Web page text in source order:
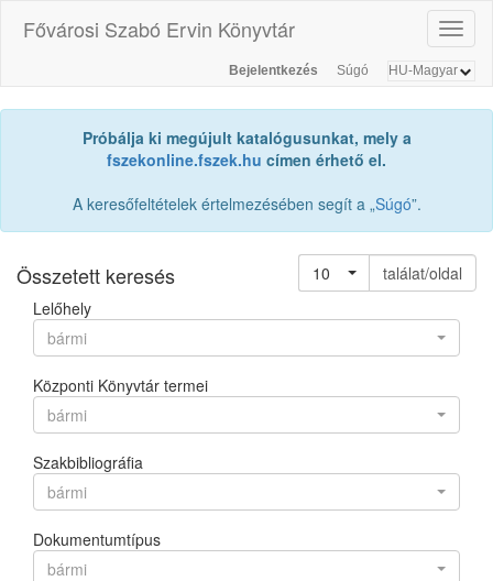
Fővárosi Szabó Ervin Könyvtár
Bejelentkezés Súgó
Próbálja ki megújult katalógusunkat, mely a
fszekonline.fszek.hu címen érhető el.
A keresőfeltételek értelmezésében segít a „Súgó”.
Összetett keresés 10
találat/oldal
Lelőhely
bármi
Központi Könyvtár termei
bármi
Szakbibliográfia
bármi
Dokumentumtípus
bármi